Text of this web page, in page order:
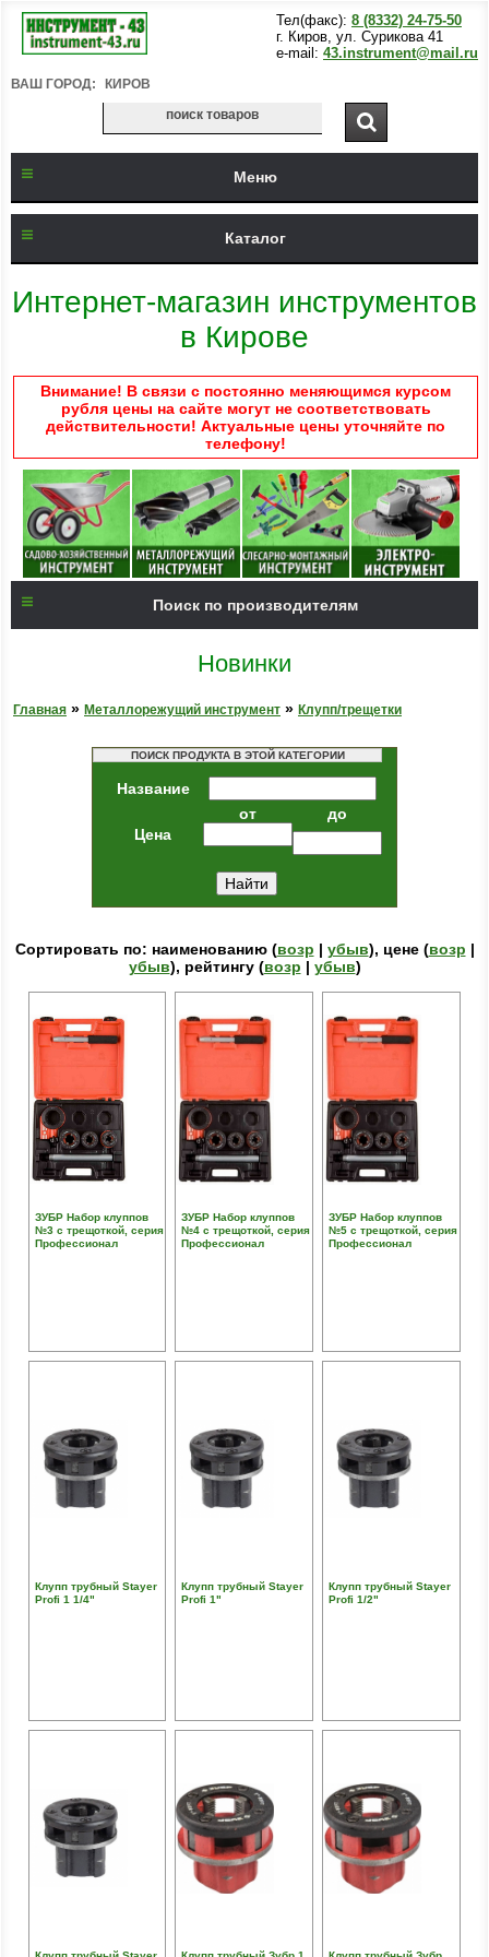
Тел(факс): 8 (8332) 24-75-50
г. Киров, ул. Сурикова 41
e-mail: 43.instrument@mail.ru
ВАШ ГОРОД: КИРОВ
Меню
Каталог
Интернет-магазин инструментов
в Кирове
Внимание! В связи с постоянно меняющимся курсом
рубля цены на сайте могут не соответствовать
действительности! Актуальные цены уточняйте по
телефону!
Поиск по производителям
Новинки
Главная » Металлорежущий инструмент » Клупп/трещетки
ПОИСК ПРОДУКТА В ЭТОЙ КАТЕГОРИИ
Название
Цена
от до
Сортировать по: наименованию (возр | убыв), цене (возр |
убыв), рейтингу (возр | убыв)
ЗУБР Набор клуппов
№3 с трещоткой, серия
Профессионал
ЗУБР Набор клуппов
№4 с трещоткой, серия
Профессионал
ЗУБР Набор клуппов
№5 с трещоткой, серия
Профессионал
Клупп трубный Stayer
Profi 1 1/4"
Клупп трубный Stayer
Profi 1"
Клупп трубный Stayer
Profi 1/2"